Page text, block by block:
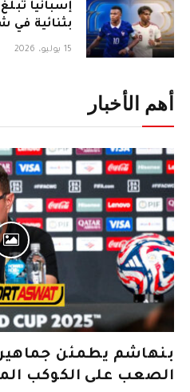
بثنائية في
15 يوليو، 2026
أهم الأخبار
بنهاشم يطمئن جماهير
الصعب على الكوكب